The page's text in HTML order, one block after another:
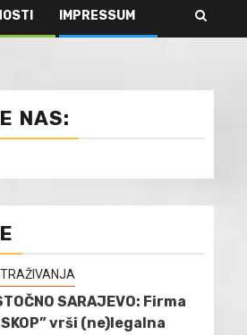
IMPRESSUM
NAS:
SARAJEVO: Firma
vrši (ne)legalna